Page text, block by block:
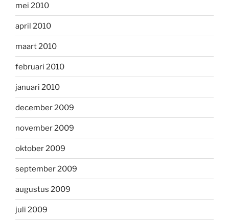
mei 2010
april 2010
maart 2010
februari 2010
januari 2010
december 2009
november 2009
oktober 2009
september 2009
augustus 2009
juli 2009